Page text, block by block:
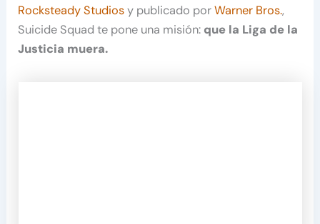
Rocksteady Studiosy publicado porWarner Bros.,
Suicide Squad te pone una misión: que la Liga de la
Justicia muera.